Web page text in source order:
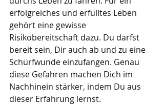
erfolgreiches und erfülltes Leben
gehört eine gewisse
Risikobereitschaft dazu. Du darfst
bereit sein, Dir auch ab und zu eine
Schürfwunde einzufangen. Genau
diese Gefahren machen Dich im
Nachhinein stärker, indem Du aus
dieser Erfahrung lernst.